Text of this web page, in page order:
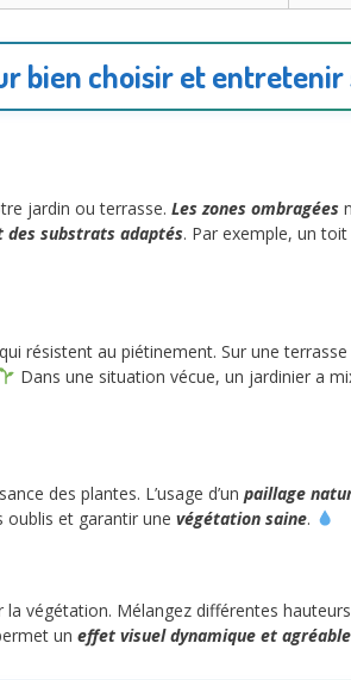
bien choisir et
jardin ou terrasse. Les zones ombragées
substrats adaptés. Par exemple, un
résistent au piétinement. Sur une
Dans une situation vécue, un jardinier a
des plantes. L’usage d’un paillage
oublis et garantir une végétation saine.
végétation. Mélangez différentes
un effet visuel dynamique et agréable